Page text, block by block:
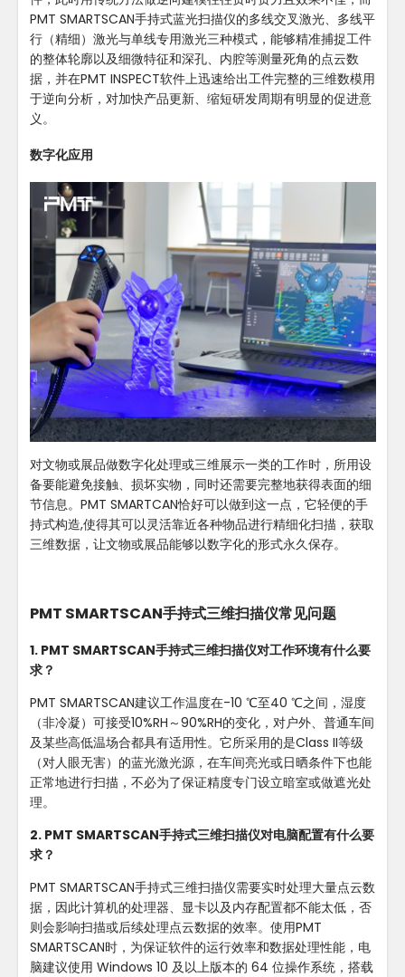
PMT SMARTSCAN手持式蓝光扫描仪的多线交叉激光、多线平
行（精细）激光与单线专用激光三种模式，能够精准捕捉工件
的整体轮廓以及细微特征和深孔、内腔等测量死角的点云数
据，并在PMT INSPECT软件上迅速给出工件完整的三维数模用
于逆向分析，对加快产品更新、缩短研发周期有明显的促进意
义。
数字化应用
对文物或展品做数字化处理或三维展示一类的工作时，所用设
备要能避免接触、损坏实物，同时还需要完整地获得表面的细
节信息。PMT SMARTCAN恰好可以做到这一点，它轻便的手
持式构造,使得其可以灵活靠近各种物品进行精细化扫描，获取
三维数据，让文物或展品能够以数字化的形式永久保存。
PMT SMARTSCAN手持式三维扫描仪常见问题
1. PMT SMARTSCAN手持式三维扫描仪对工作环境有什么要
求？
PMT SMARTSCAN建议工作温度在-10 ℃至40 ℃之间，湿度
（非冷凝）可接受10%RH～90%RH的变化，对户外、普通车间
及某些高低温场合都具有适用性。它所采用的是Class II等级
（对人眼无害）的蓝光激光源，在车间亮光或日晒条件下也能
正常地进行扫描，不必为了保证精度专门设立暗室或做遮光处
理。
2. PMT SMARTSCAN手持式三维扫描仪对电脑配置有什么要
求？
PMT SMARTSCAN手持式三维扫描仪需要实时处理大量点云数
据，因此计算机的处理器、显卡以及内存配置都不能太低，否
则会影响扫描或后续处理点云数据的效率。使用PMT
SMARTSCAN时，为保证软件的运行效率和数据处理性能，电
脑建议使用 Windows 10 及以上版本的 64 位操作系统，搭载